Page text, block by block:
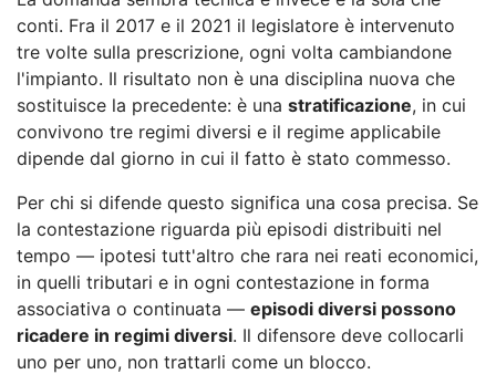
conti. Fra il 2017 e il 2021 il legislatore è intervenuto
tre volte sulla prescrizione, ogni volta cambiandone
l'impianto. Il risultato non è una disciplina nuova che
sostituisce la precedente: è una stratificazione, in cui
convivono tre regimi diversi e il regime applicabile
dipende dal giorno in cui il fatto è stato commesso.
Per chi si difende questo significa una cosa precisa. Se
la contestazione riguarda più episodi distribuiti nel
tempo — ipotesi tutt'altro che rara nei reati economici,
in quelli tributari e in ogni contestazione in forma
associativa o continuata — episodi diversi possono
ricadere in regimi diversi. Il difensore deve collocarli
uno per uno, non trattarli come un blocco.